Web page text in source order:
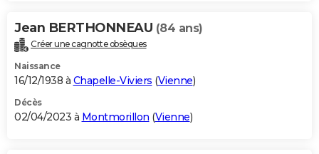
Jean BERTHONNEAU (84 ans)
Créer une cagnotte obsèques
Naissance
16/12/1938 à Chapelle-Viviers (Vienne)
Décès
02/04/2023 à Montmorillon (Vienne)